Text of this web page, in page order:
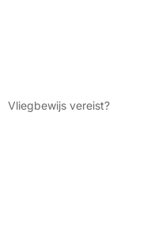
Vliegbewijs vereist?